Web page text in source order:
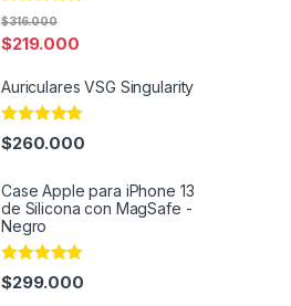
Rated5.00
out of 5
$219.000
$316.000
Auriculares VSG Singularity
Rated5.00
out of 5
$260.000
Case Apple para iPhone 13
de Silicona con MagSafe -
Negro
Rated4.92
out of 5
$299.000